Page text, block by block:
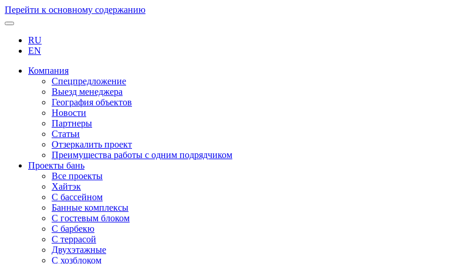
Перейти к основному содержанию
RU
EN
Компания
Спецпредложение
Выезд менеджера
География объектов
Новости
Партнеры
Статьи
Отзеркалить проект
Преимущества работы с одним подрядчиком
Проекты бань
Все проекты
Хайтэк
С бассейном
Банные комплексы
С гостевым блоком
С барбекю
С террасой
Двухэтажные
С хозблоком